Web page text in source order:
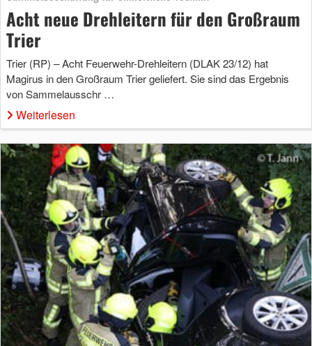
Acht neue Drehleitern für den Großraum
Trier
Trier (RP) – Acht Feuerwehr-Drehleitern (DLAK 23/12) hat
Magirus in den Großraum Trier geliefert. Sie sind das Ergebnis
von Sammelausschr …
Weiterlesen